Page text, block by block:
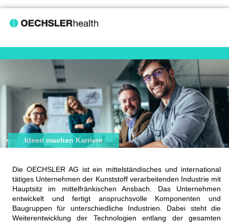
Ideen machen Karriere
Die OECHSLER AG ist ein mittelständisches und international
tätiges Unternehmen der Kunststoff verarbeitenden Industrie mit
Hauptsitz im mittelfränkischen Ansbach. Das Unternehmen
entwickelt und fertigt anspruchsvolle Komponenten und
Baugruppen für unterschiedliche Industrien. Dabei steht die
Weiterentwicklung der Technologien entlang der gesamten